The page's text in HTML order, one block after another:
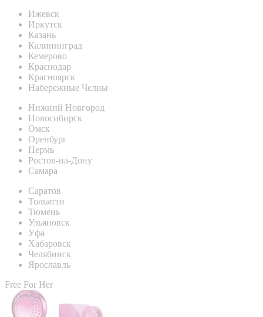
Ижевск
Иркутск
Казань
Калининград
Кемерово
Краснодар
Красноярск
Набережные Челны
Нижний Новгород
Новосибирск
Омск
Оренбург
Пермь
Ростов-на-Дону
Самара
Саратов
Тольятти
Тюмень
Ульяновск
Уфа
Хабаровск
Челябинск
Ярославль
Free For Her